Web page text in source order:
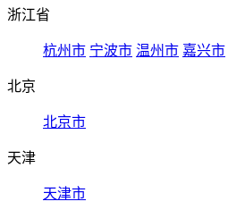
浙江省
杭州市 宁波市 温州市 嘉兴市
北京
北京市
天津
天津市